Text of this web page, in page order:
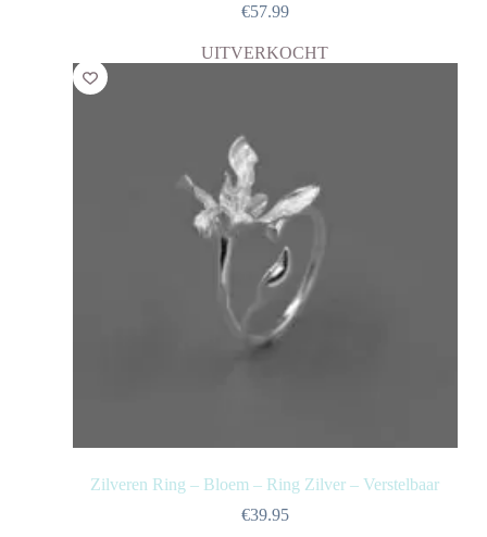
€57.99
UITVERKOCHT
Zilveren Ring – Bloem – Ring Zilver – Verstelbaar
€39.95